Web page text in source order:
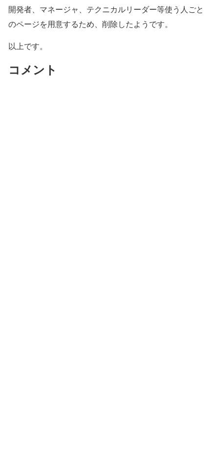
開発者、マネージャ、テクニカルリーダー等使う人ごと
のページを用意するため、削除したようです。
以上です。
コメント